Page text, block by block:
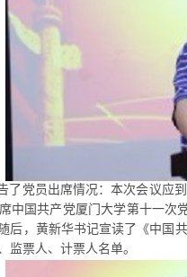
员出席情况：本次会议应到
中国共产党厦门大学第十一
后，黄新华书记宣读了《中国
监票人、计票人名单。